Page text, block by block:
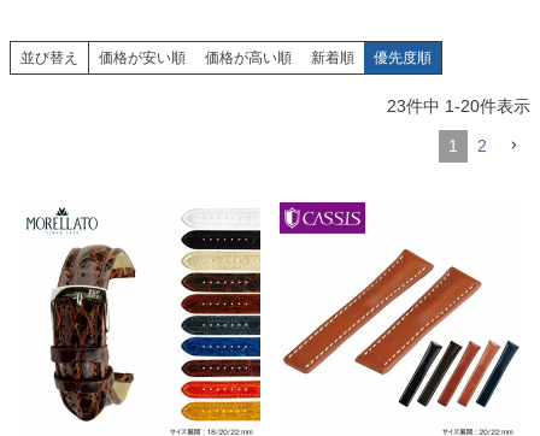
並び替え 価格が安い順 価格が高い順 新着順 優先度順
23件中 1-20件表示
1 2